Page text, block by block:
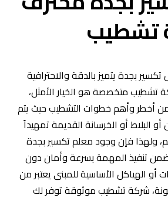
تشطيب
بجدة يتميز بالدقة والاحترافية
تشطيب متخصصة هو الخيار الأمثل،
من أخطر وأهم خطوات التشطيب حيث يتم
أو البلاط أو الخرسانة القديمة تمهيداً
ولهذا فإن وجود معلم تكسير بجدة
تنفيذ المهمة بسرعة وأمان دون
أو الهياكل الأساسية للمبنى يعتبر من
شركة تشطيب موثوقة توفر لك